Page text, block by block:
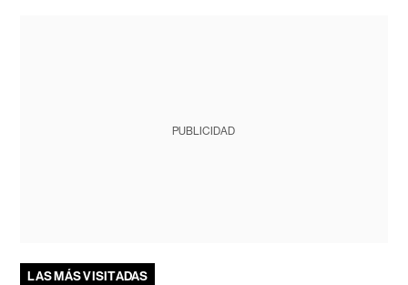
PUBLICIDAD
LAS MÁS VISITADAS